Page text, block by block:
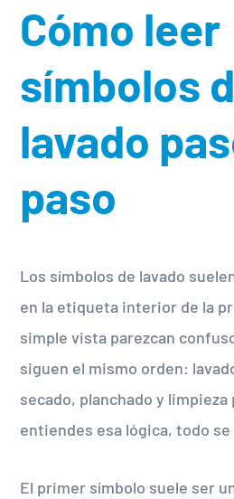
Cómo leer
símbolos
lavado
paso
Los símbolos de lavado
en la etiqueta interior de la
simple vista parezcan
siguen el mismo orden:
secado, planchado y
entiendes esa lógica, todo se
El primer símbolo suele ser